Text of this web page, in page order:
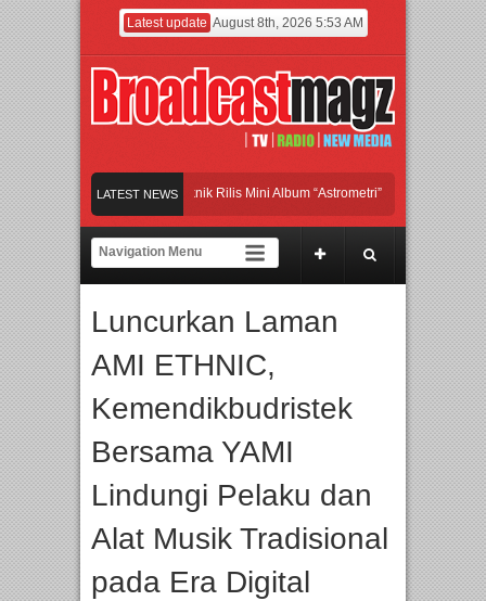
Latest update August 8th, 2026 5:53 AM
LATEST NEWS
Britpop Asal Bogor Piknik Rilis Mini Album “Astrometri” Meramaikan
Gerbang Inovasi dan Peluang Bisnis Industri Gifts dan Housewares Asia
Luncurkan Laman
AMI ETHNIC,
Kemendikbudristek
Bersama YAMI
Lindungi Pelaku dan
Alat Musik Tradisional
pada Era Digital